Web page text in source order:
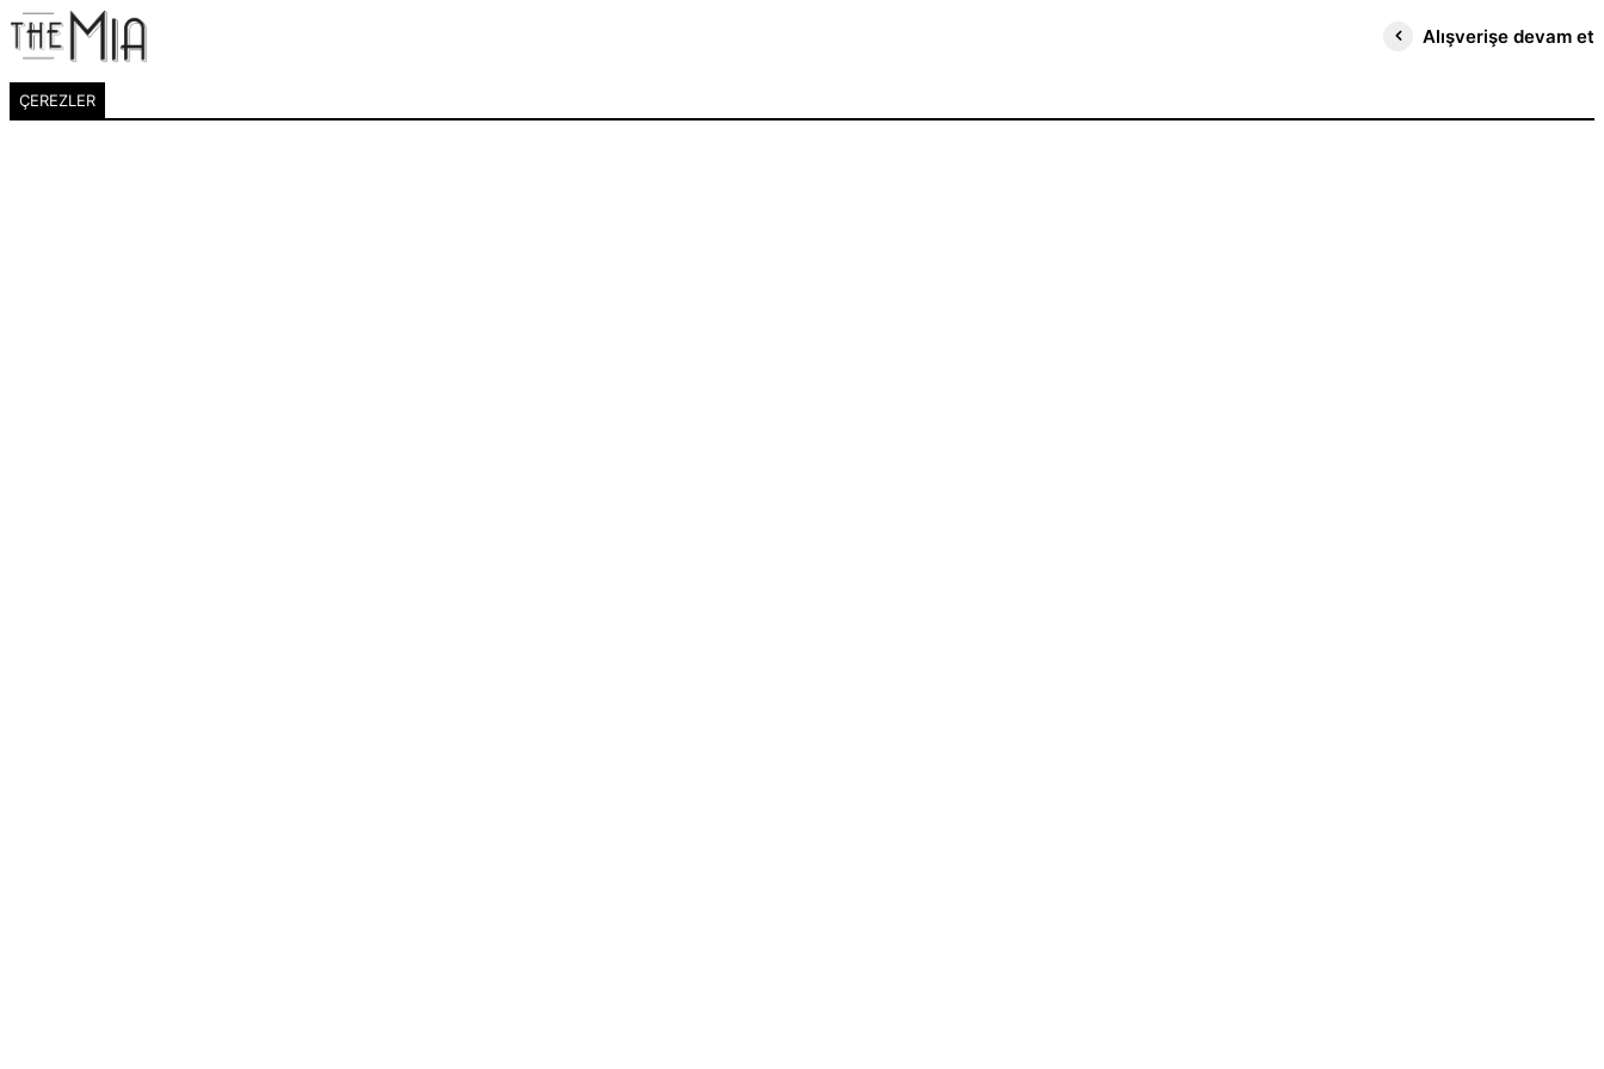
Alışverişe devam et
ÇEREZLER